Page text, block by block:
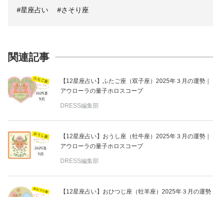
#星座占い #さそり座
関連記事
【12星座占い】ふたご座（双子座）2025年３月の運勢｜
アウローラの量子ホロスコープ
DRESS編集部
【12星座占い】おうし座（牡牛座）2025年３月の運勢｜
アウローラの量子ホロスコープ
DRESS編集部
【12星座占い】おひつじ座（牡羊座）2025年３月の運勢